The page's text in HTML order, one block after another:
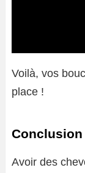
Voilà, vos
place !
Conclusion
Avoir des